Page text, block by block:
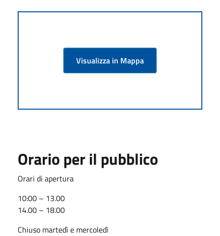
Visualizza in Mappa
Orario per il pubblico
Orari di apertura
10:00 – 13.00
14.00 – 18.00
Chiuso martedì e mercoledì